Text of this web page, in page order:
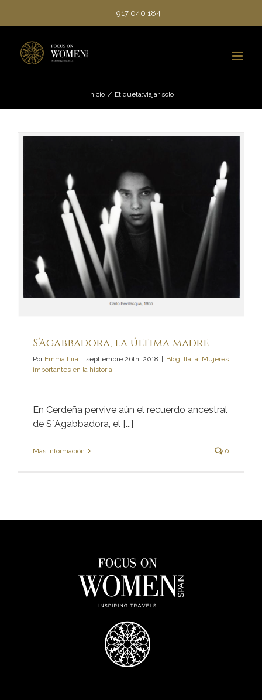
917 040 184
Inicio / Etiqueta:viajar solo
S’Agabbadora, la última madre
Por Emma Lira septiembre 26th, 2018 Blog, Italia, Mujeres
importantes en la historia
En Cerdeña pervive aún el recuerdo ancestral
de S´Agabbadora, el [...]
Más información 0